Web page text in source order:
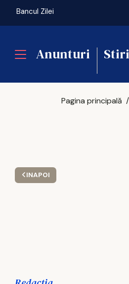
Bancul Zilei
Anunturi Stiri
INAPOI
Pagina principală